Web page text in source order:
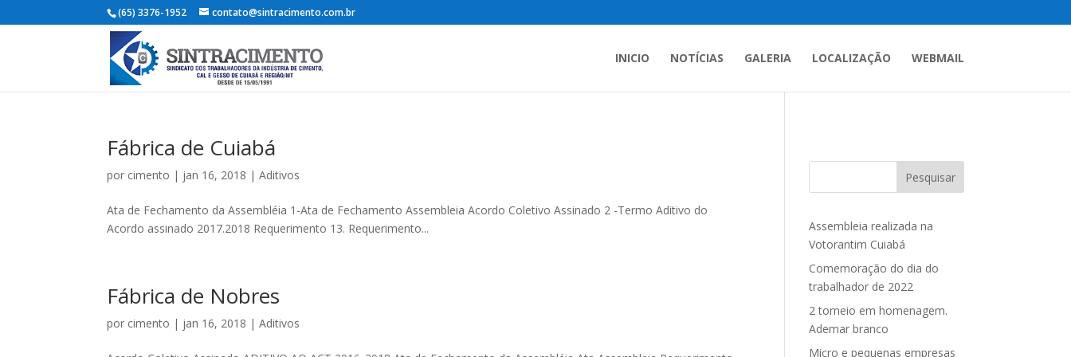
(65) 3376-1952 contato@sintracimento.com.br
INICIO NOTÍCIAS GALERIA LOCALIZAÇÃO WEBMAIL
Fábrica de Cuiabá
por cimento | jan 16, 2018 |Aditivos
Ata de Fechamento da Assembléia 1-Ata de Fechamento Assembleia Acordo Coletivo Assinado 2 -Termo Aditivo do
Acordo assinado 2017.2018 Requerimento 13. Requerimento...
Fábrica de Nobres
por cimento | jan 16, 2018 |Aditivos
Pesquisar
Assembleia realizada na
Votorantim Cuiabá
Comemoração do dia do
trabalhador de 2022
2 torneio em homenagem.
Ademar branco
Micro e pequenas empresas